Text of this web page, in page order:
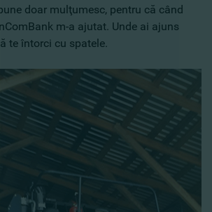
doar mulţumesc, pentru că când
m-a ajutat. Unde ai ajuns
te întorci cu spatele.